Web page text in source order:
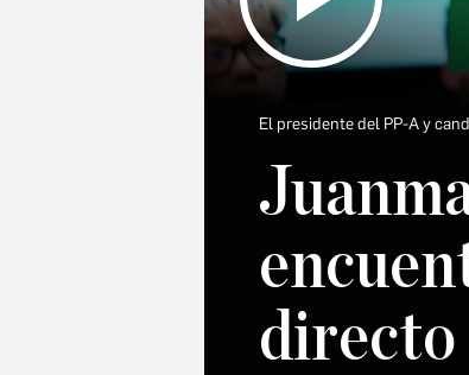
El presidente del PP-A y
directo